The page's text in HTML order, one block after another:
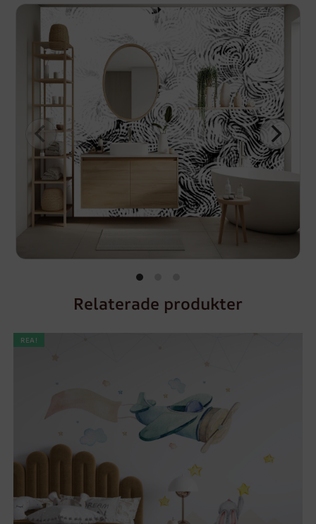
Relaterade produkter
REA!